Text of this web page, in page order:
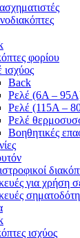
φορίου
ισχύος
Back
Ρελέ (6A –
Ρελέ (115A –
Ρελέ
Βοηθητικές
για χρήση
ισχύος